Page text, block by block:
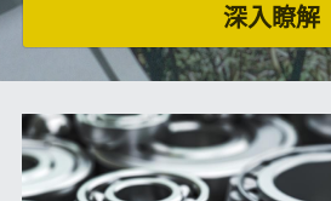
深入瞭解